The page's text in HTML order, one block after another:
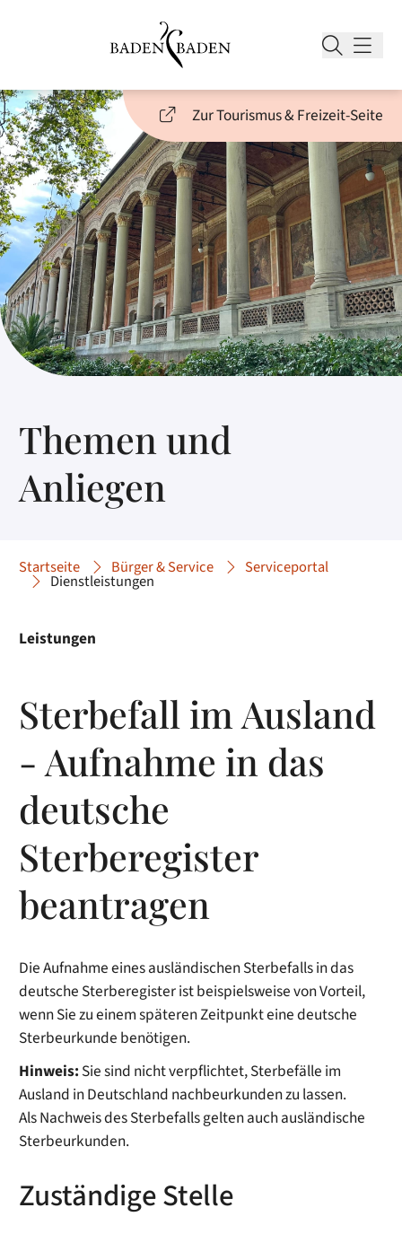
Zur Tourismus & Freizeit-Seite
Themen und
Anliegen
Startseite Bürger & Service Serviceportal
Dienstleistungen
Leistungen
Sterbefall im Ausland
- Aufnahme in das
deutsche
Sterberegister
beantragen
Die Aufnahme eines ausländischen Sterbefalls in das
deutsche Sterberegister ist beispielsweise von Vorteil,
wenn Sie zu einem späteren Zeitpunkt eine deutsche
Sterbeurkunde benötigen.
Hinweis: Sie sind nicht verpflichtet, Sterbefälle im
Ausland in Deutschland nachbeurkunden zu lassen.
Als Nachweis des Sterbefalls gelten auch ausländische
Sterbeurkunden.
Zuständige Stelle